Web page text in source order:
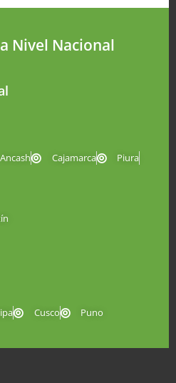
Nivel Nacional
Ancash Cajamarca
Piura
Cusco Puno